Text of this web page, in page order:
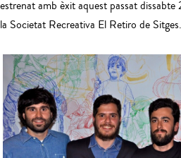
estrenat amb èxit aquest passat dissabte
la Societat Recreativa El Retiro de Sitges.